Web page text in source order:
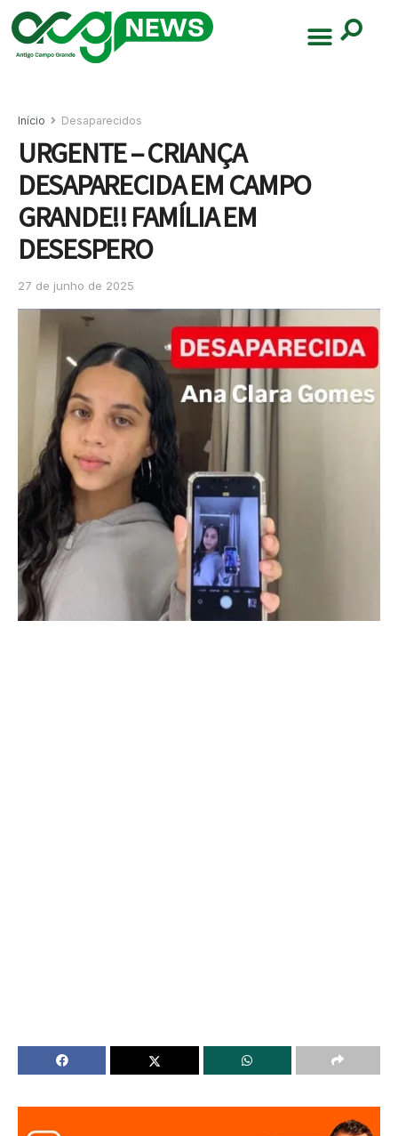
Início Desaparecidos
URGENTE – CRIANÇA
DESAPARECIDA EM CAMPO
GRANDE!! FAMÍLIA EM
DESESPERO
27 de junho de 2025